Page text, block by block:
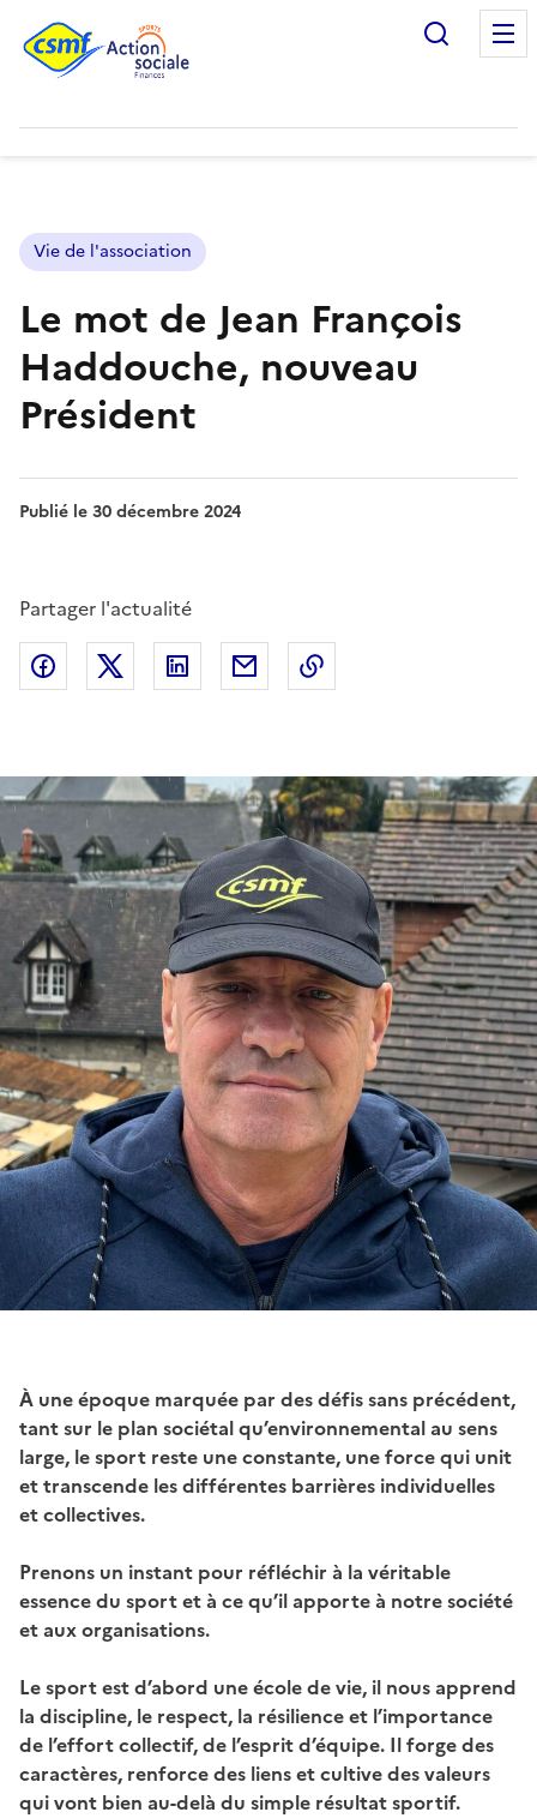
Vie de l'association
Le mot de Jean François
Haddouche, nouveau
Président
Publié le30 décembre 2024
Partager l'actualité
Partager sur Facebook
Partager sur Twitter
Partager sur LinkedIn
Partager par email
À une époque marquée par des défis sans précédent,
tant sur le plan sociétal qu’environnemental au sens
large, le sport reste une constante, une force qui unit
et transcende les différentes barrières individuelles
et collectives.
Prenons un instant pour réfléchir à la véritable
essence du sport et à ce qu’il apporte à notre société
et aux organisations.
Le sport est d’abord une école de vie, il nous apprend
la discipline, le respect, la résilience et l’importance
de l’effort collectif, de l’esprit d’équipe. Il forge des
caractères, renforce des liens et cultive des valeurs
qui vont bien au-delà du simple résultat sportif.